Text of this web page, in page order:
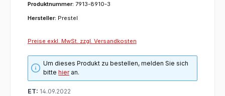
Produktnummer: 7913-8910-3
Hersteller: Prestel
Preise exkl. MwSt. zzgl. Versandkosten
Um dieses Produkt zu bestellen, melden Sie sich
bittehieran.
ET: 14.09.2022